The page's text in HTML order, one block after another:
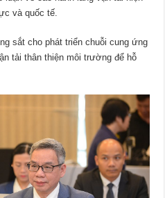
và quốc tế.
sắt cho phát triển chuỗi cung ứng
tải thân thiện môi trường để hỗ